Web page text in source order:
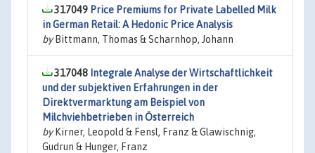
317049 Price Premiums for Private Labelled Milk
in German Retail: A Hedonic Price Analysis
byBittmann, Thomas & Scharnhop, Johann
317048 Integrale Analyse der Wirtschaftlichkeit
und der subjektiven Erfahrungen in der
Direktvermarktung am Beispiel von
Milchviehbetrieben in Österreich
byKirner, Leopold & Fensl, Franz & Glawischnig,
Gudrun & Hunger, Franz